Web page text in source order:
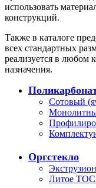
использовать
конструкций.
Также в каталоге
всех стандартных
реализуется в любом
назначения.
Сотовый
Оргстекло
Литое